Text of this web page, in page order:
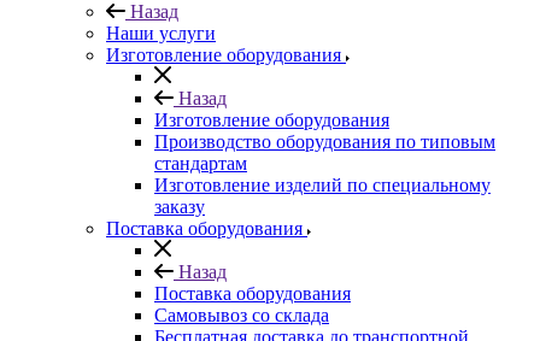
Назад
Наши услуги
Изготовление оборудования
Назад
Изготовление оборудования
Производство оборудования по типовым
стандартам
Изготовление изделий по специальному
заказу
Поставка оборудования
Назад
Поставка оборудования
Самовывоз со склада
Бесплатная доставка до транспортной